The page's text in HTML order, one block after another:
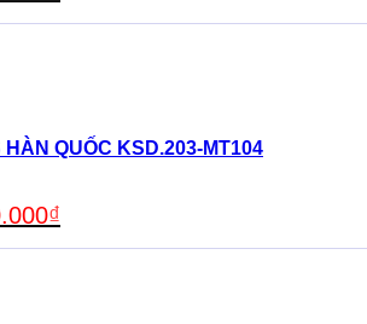
price
was:
price
is:
QUỐC KSD.203-MT104
price
was:
₫
price
is: